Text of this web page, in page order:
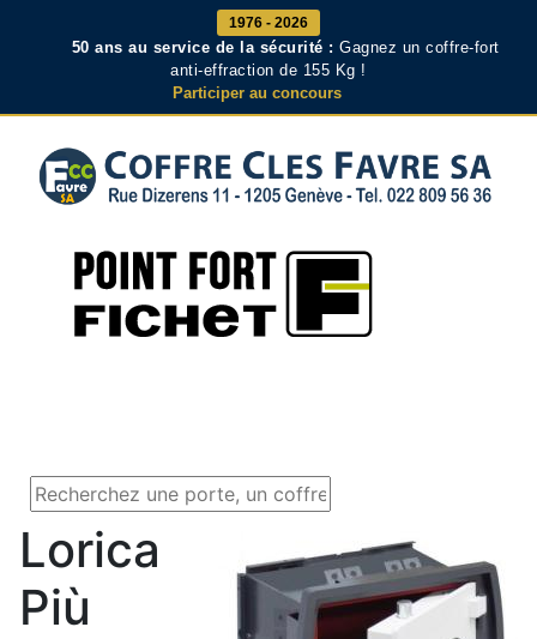
1976 - 2026
50 ans au service de la sécurité : Gagnez un coffre-fort
anti-effraction de 155 Kg !
Participer au concours
Lorica
Più